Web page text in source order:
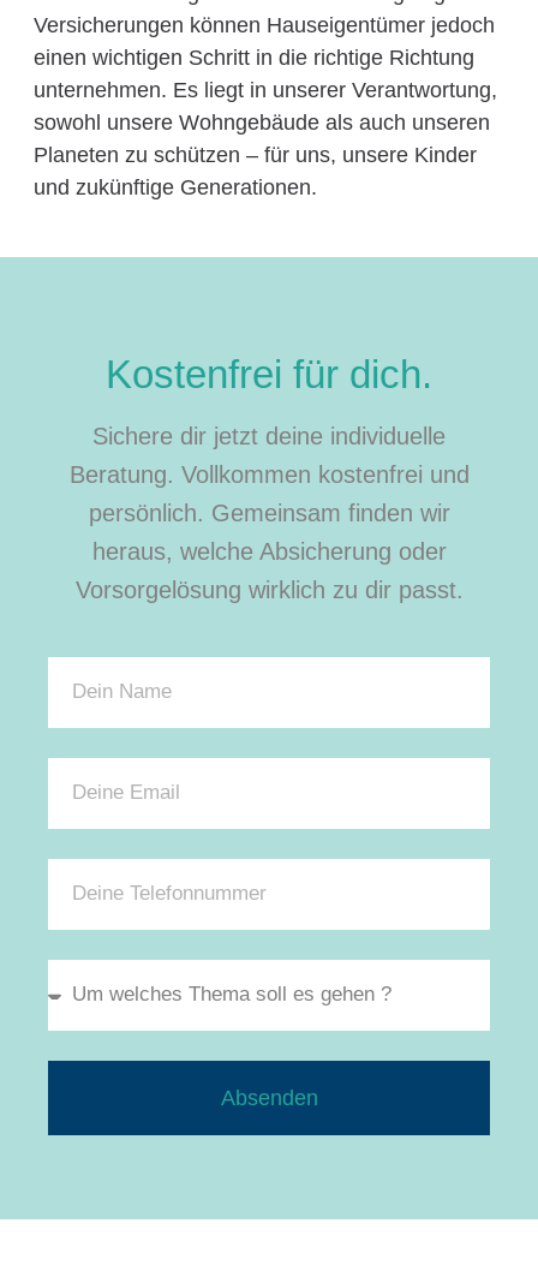
Versicherungen können Hauseigentümer jedoch
einen wichtigen Schritt in die richtige Richtung
unternehmen. Es liegt in unserer Verantwortung,
sowohl unsere Wohngebäude als auch unseren
Planeten zu schützen – für uns, unsere Kinder
und zukünftige Generationen.
Kostenfrei für dich.
Sichere dir jetzt deine individuelle
Beratung. Vollkommen kostenfrei und
persönlich. Gemeinsam finden wir
heraus, welche Absicherung oder
Vorsorgelösung wirklich zu dir passt.
Absenden